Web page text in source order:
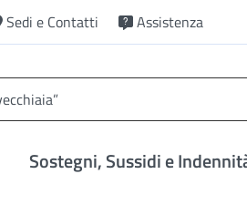
Sedi e Contatti Assistenza
Sostegni, Sussidi e